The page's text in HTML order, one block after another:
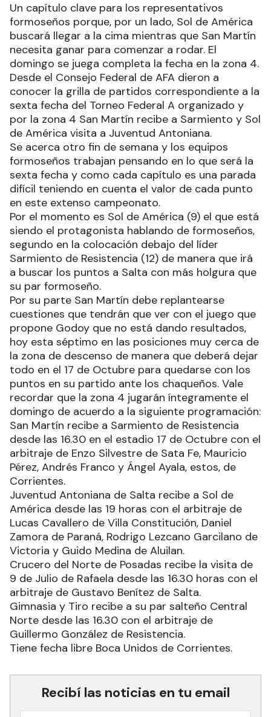
Un capítulo clave para los representativos
formoseños porque, por un lado, Sol de América
buscará llegar a la cima mientras que San Martín
necesita ganar para comenzar a rodar. El
domingo se juega completa la fecha en la zona 4.
Desde el Consejo Federal de AFA dieron a
conocer la grilla de partidos correspondiente a la
sexta fecha del Torneo Federal A organizado y
por la zona 4 San Martín recibe a Sarmiento y Sol
de América visita a Juventud Antoniana.
Se acerca otro fin de semana y los equipos
formoseños trabajan pensando en lo que será la
sexta fecha y como cada capítulo es una parada
difícil teniendo en cuenta el valor de cada punto
en este extenso campeonato.
Por el momento es Sol de América (9) el que está
siendo el protagonista hablando de formoseños,
segundo en la colocación debajo del líder
Sarmiento de Resistencia (12) de manera que irá
a buscar los puntos a Salta con más holgura que
su par formoseño.
Por su parte San Martín debe replantearse
cuestiones que tendrán que ver con el juego que
propone Godoy que no está dando resultados,
hoy esta séptimo en las posiciones muy cerca de
la zona de descenso de manera que deberá dejar
todo en el 17 de Octubre para quedarse con los
puntos en su partido ante los chaqueños. Vale
recordar que la zona 4 jugarán íntegramente el
domingo de acuerdo a la siguiente programación:
San Martín recibe a Sarmiento de Resistencia
desde las 16.30 en el estadio 17 de Octubre con el
arbitraje de Enzo Silvestre de Sata Fe, Mauricio
Pérez, Andrés Franco y Ángel Ayala, estos, de
Corrientes.
Juventud Antoniana de Salta recibe a Sol de
América desde las 19 horas con el arbitraje de
Lucas Cavallero de Villa Constitución, Daniel
Zamora de Paraná, Rodrigo Lezcano Garcilano de
Victoria y Guido Medina de Aluilan.
Crucero del Norte de Posadas recibe la visita de
9 de Julio de Rafaela desde las 16.30 horas con el
arbitraje de Gustavo Benítez de Salta.
Gimnasia y Tiro recibe a su par salteño Central
Norte desde las 16.30 con el arbitraje de
Guillermo González de Resistencia.
Tiene fecha libre Boca Unidos de Corrientes.
Recibí las noticias en tu email